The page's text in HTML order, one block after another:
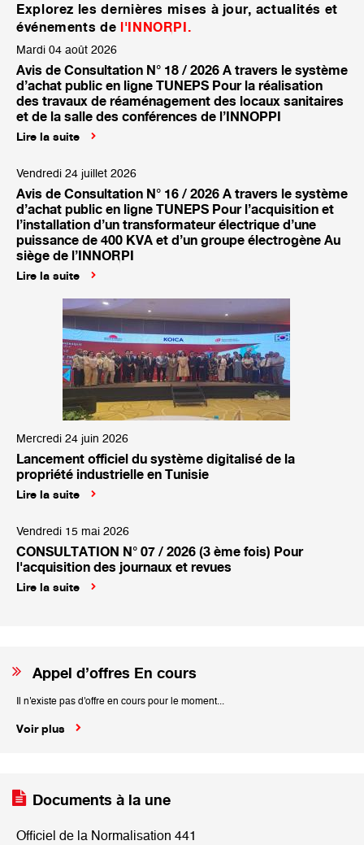
Explorez les dernières mises à jour, actualités et
événements de l'INNORPI.
Mardi 04 août 2026
Avis de Consultation N° 18 / 2026 A travers le système
d’achat public en ligne TUNEPS Pour la réalisation
des travaux de réaménagement des locaux sanitaires
et de la salle des conférences de l’INNOPPI
Lire la suite
Vendredi 24 juillet 2026
Avis de Consultation N° 16 / 2026 A travers le système
d’achat public en ligne TUNEPS Pour l’acquisition et
l’installation d’un transformateur électrique d’une
puissance de 400 KVA et d’un groupe électrogène Au
siège de l’INNORPI
Lire la suite
Mercredi 24 juin 2026
Lancement officiel du système digitalisé de la
propriété industrielle en Tunisie
Lire la suite
Vendredi 15 mai 2026
CONSULTATION N° 07 / 2026 (3 ème fois) Pour
l'acquisition des journaux et revues
Lire la suite
Appel d’offres En cours
Il n'existe pas d'offre en cours pour le moment...
Voir plus
Documents à la une
Officiel de la Normalisation 441